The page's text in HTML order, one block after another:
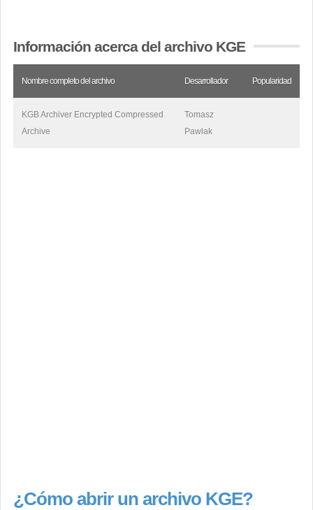
Información acerca del archivo KGE
Nombre completo del archivo Desarrollador Popularidad
KGB Archiver Encrypted Compressed
Archive
Tomasz
Pawlak
¿Cómo abrir un archivo KGE?